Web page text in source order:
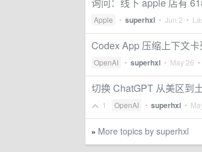
Apple • superhxl • Jun 2 •
Codex App 压缩上下文卡
OpenAI • superhxl • May 26
切换 ChatGPT 从美区到
1 OpenAI • superhxl •
» More topics by superhxl